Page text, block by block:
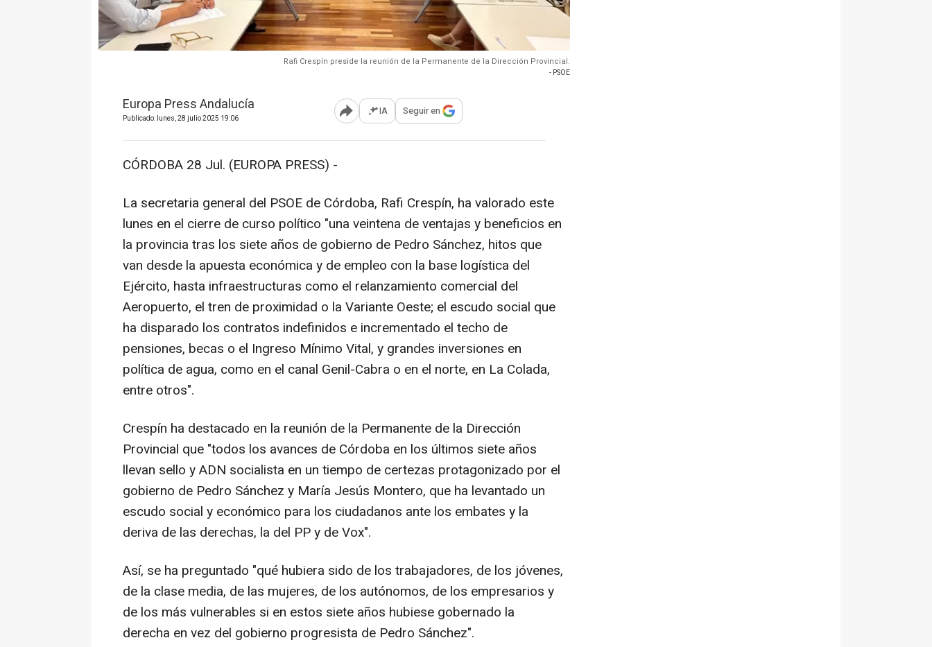
Rafi Crespín preside la reunión de la Permanente de la Dirección Provincial.
- PSOE
Europa Press Andalucía
Publicado: lunes, 28 julio 2025 19:06 Abrir opciones para compartir
IA Seguir en
CÓRDOBA 28 Jul. (EUROPA PRESS) -
La secretaria general del PSOE de Córdoba, Rafi Crespín, ha valorado este
lunes en el cierre de curso político "una veintena de ventajas y beneficios en
la provincia tras los siete años de gobierno de Pedro Sánchez, hitos que
van desde la apuesta económica y de empleo con la base logística del
Ejército, hasta infraestructuras como el relanzamiento comercial del
Aeropuerto, el tren de proximidad o la Variante Oeste; el escudo social que
ha disparado los contratos indefinidos e incrementado el techo de
pensiones, becas o el Ingreso Mínimo Vital, y grandes inversiones en
política de agua, como en el canal Genil-Cabra o en el norte, en La Colada,
entre otros".
Crespín ha destacado en la reunión de la Permanente de la Dirección
Provincial que "todos los avances de Córdoba en los últimos siete años
llevan sello y ADN socialista en un tiempo de certezas protagonizado por el
gobierno de Pedro Sánchez y María Jesús Montero, que ha levantado un
escudo social y económico para los ciudadanos ante los embates y la
deriva de las derechas, la del PP y de Vox".
Así, se ha preguntado "qué hubiera sido de los trabajadores, de los jóvenes,
de la clase media, de las mujeres, de los autónomos, de los empresarios y
de los más vulnerables si en estos siete años hubiese gobernado la
derecha en vez del gobierno progresista de Pedro Sánchez".